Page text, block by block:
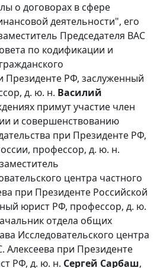
о договорах в сфере
деятельности", его
Председателя ВАС
по кодификации и
Президенте РФ, заслуженный
д. ю. н. Василий
примут участие член
и совершенствованию
при Президенте РФ,
профессор, д. ю. н.
центра частного
при Президенте Российской
юрист РФ, профессор, д. ю.
отдела общих
Исследовательского центра
Алексеева при Президенте
РФ, д. ю. н. Сергей Сарбаш,